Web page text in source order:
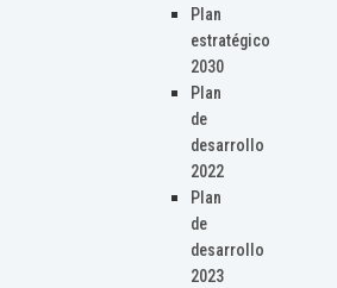
Plan
estratégico
2030
Plan
de
desarrollo
2022
Plan
de
desarrollo
2023